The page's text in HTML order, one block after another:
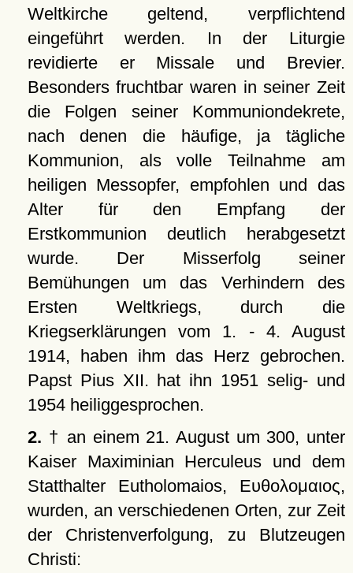
Weltkirche geltend, verpflichtend
eingeführt werden. In der Liturgie
revidierte er Missale und Brevier.
Besonders fruchtbar waren in seiner Zeit
die Folgen seiner Kommuniondekrete,
nach denen die häufige, ja tägliche
Kommunion, als volle Teilnahme am
heiligen Messopfer, empfohlen und das
Alter für den Empfang der
Erstkommunion deutlich herabgesetzt
wurde. Der Misserfolg seiner
Bemühungen um das Verhindern des
Ersten Weltkriegs, durch die
Kriegserklärungen vom 1. - 4. August
1914, haben ihm das Herz gebrochen.
Papst Pius XII. hat ihn 1951 selig- und
1954 heiliggesprochen.
2. † an einem 21. August um 300, unter
Kaiser Maximinian Herculeus und dem
Statthalter Eutholomaios, Ευθολομαιος,
wurden, an verschiedenen Orten, zur Zeit
der Christenverfolgung, zu Blutzeugen
Christi: